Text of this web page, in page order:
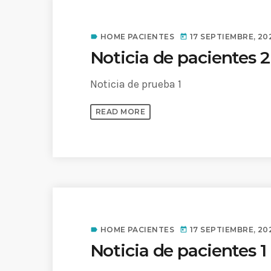
label HOME PACIENTES today 17 SEPTIEMBRE,
Noticia de pacientes 2
Noticia de prueba 1
READ MORE
label HOME PACIENTES today 17 SEPTIEMBRE,
Noticia de pacientes 1